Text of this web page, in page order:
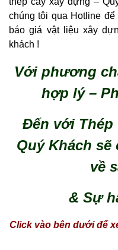
chúng tôi qua Hotline
báo giá vật liệu xây
khách !
Với phương
hợp lý –
Đến với Thép
Quý Khách
về
& Sự
Click vào bên dưới để